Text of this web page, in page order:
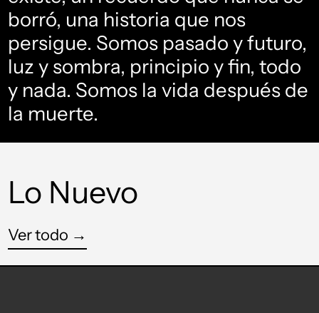
borró, una historia que nos
persigue. Somos pasado y futuro,
luz y sombra, principio y fin, todo
y nada. Somos la vida después de
la muerte.
Lo Nuevo
Ver todo →